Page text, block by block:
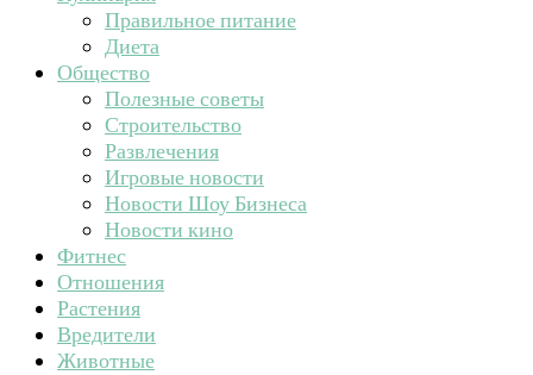
Правильное питание
Диета
Общество
Полезные советы
Строительство
Развлечения
Игровые новости
Новости Шоу Бизнеса
Новости кино
Фитнес
Отношения
Растения
Вредители
Животные